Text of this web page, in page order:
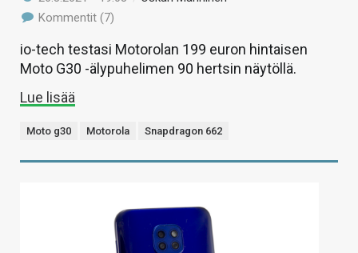
Kommentit (7)
io-tech testasi Motorolan 199 euron hintaisen
Moto G30 -älypuhelimen 90 hertsin näytöllä.
Lue lisää
Moto g30 Motorola Snapdragon 662